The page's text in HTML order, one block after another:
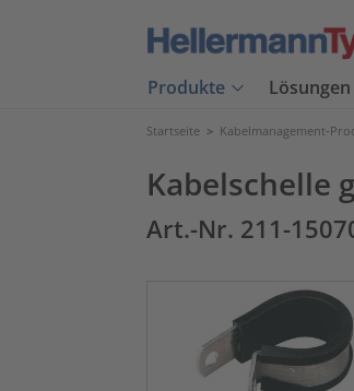
Produkte Lösungen
Startseite > Kabelmanagement-
Kabelschelle
Art.-Nr. 211-